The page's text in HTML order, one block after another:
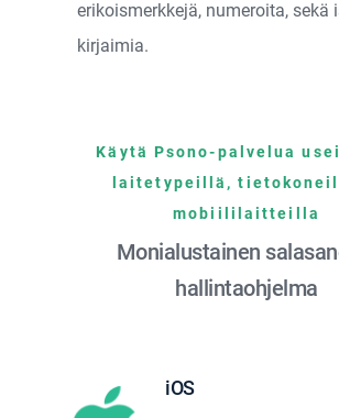
erikoismerkkejä, numeroita, sekä
kirjaimia.
Käytä Psono-palvelua
laitetypeillä,
mobiililaitteilla
Monialustainen
hallintaohjelma
iOS